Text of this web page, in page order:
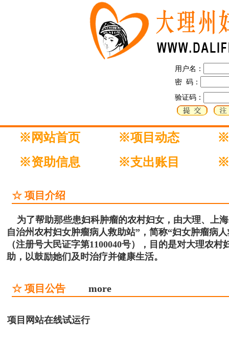
用户名：
密 码：
验证码：
※网站首页 ※项目动态
※
※资助信息
※支出账目 ※
☆ 项目介绍
为了帮助那些患妇科肿瘤的农村妇女，由大理、上
自治州农村妇女肿瘤病人救助站”，简称“妇女肿瘤病
（注册号大民证字第1100040号），目的是对大理农
助，以鼓励她们及时治疗并健康生活。
☆ 项目公告 more
项目网站在线试运行